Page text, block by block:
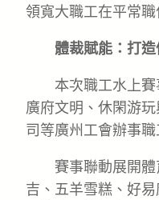
領寬大職工在平常職
體裁賦能：打
本次職工水上
廣府文明、休閑游
司等廣州工會辦事
賽事聯動展開
吉、五羊雪糕、好